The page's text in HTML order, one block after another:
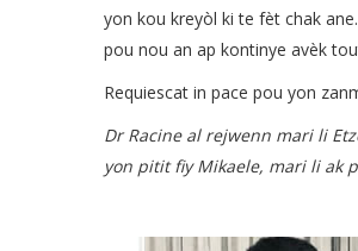
yon kou kreyòl ki te fèt chak
pou nou an ap kontinye avèk
Requiescat in pace pou yon
Dr Racine al rejwenn mari li
yon pitit fiy Mikaele, mari li ak